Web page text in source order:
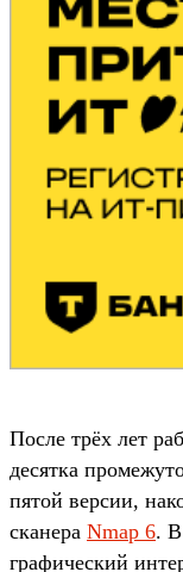
После трёх лет
десятка
пятой версии,
сканера Nmap 6.
графический